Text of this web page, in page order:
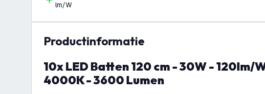
lm/W
productinformatie
10x LED Batten 120 cm - 30W - 120lm/W -
4000K - 3600 Lumen